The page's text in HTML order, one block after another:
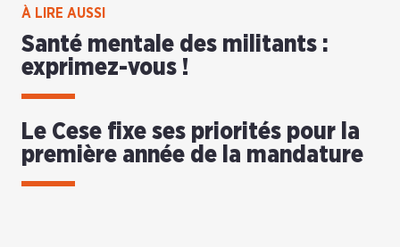
À LIRE AUSSI
Santé mentale des militants :
exprimez-vous !
Le Cese fixe ses priorités pour la
première année de la mandature